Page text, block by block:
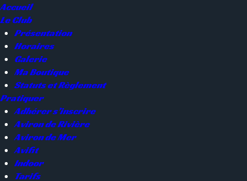
Accueil
Le Club
Présentation
Horaires
Galerie
Ma Boutique
Statuts et Règlement
Pratiquer
Adhérer s’inscrire
Aviron de Rivière
Aviron de Mer
Avifit
Indoor
Tarifs